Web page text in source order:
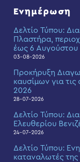
Ενημέρωση
Δελτίο Τύπου:
Πλαστήρα,
έως 6 Αυγούστου
03-08-2026
Προκήρυξη
καυσίμων για
2026
28-07-2026
Δελτίο Τύπου:
Ελευθερίου
24-07-2026
Δελτίο Τύπου:
καταναλωτές